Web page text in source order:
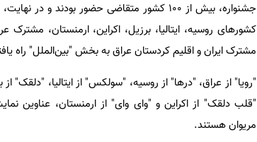
جشنواره، بیش از ۱۰۰ کشور متقاضی حضور بودند و در
کشورهای روسیه، ایتالیا، برزیل، اکراین، ارمنستان، مشترک
مشترک ایران و اقلیم کردستان عراق به بخش "بین‌الملل" راه
"قلب دلقک" از اکراین و "وای وای" از ارمنستان، عناوین
مریوان هستند.